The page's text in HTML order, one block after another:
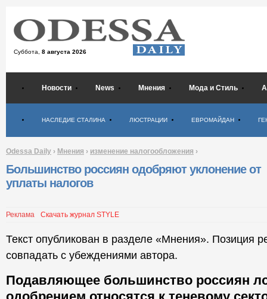
Суббота, 8 августа 2026
Новости News Мнения Мода и Стиль
НАСЛЕДИЕ СТАЛИНА ЛЮСТРАЦИИ ЕВРОМАЙДАН
Odessa Daily › Мнения › изменение налогообложения ›
Большинство россиян одобряют уклонение от
уплаты налогов
Реклама Скачать журнал STYLE
Текст опубликован в разделе «Мнения». Позиция
совпадать с убеждениями автора.
Подавляющее большинство россиян